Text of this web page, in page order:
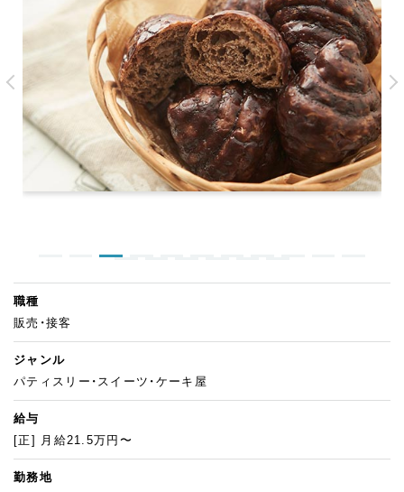
職種
販売・接客
ジャンル
パティスリー・スイーツ・ケーキ屋
給与
[正] 月給21.5万円〜
勤務地